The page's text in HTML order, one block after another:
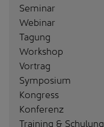
Seminar
Webinar
Tagung
Workshop
Vortrag
Symposium
Kongress
Konferenz
Training & Schulung